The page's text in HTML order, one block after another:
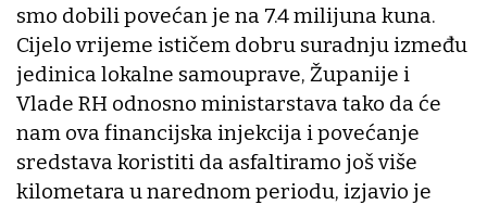
smo dobili povećan je na 7.4 milijuna kuna.
Cijelo vrijeme ističem dobru suradnju između
jedinica lokalne samouprave, Županije i
Vlade RH odnosno ministarstava tako da će
nam ova financijska injekcija i povećanje
sredstava koristiti da asfaltiramo još više
kilometara u narednom periodu, izjavio je